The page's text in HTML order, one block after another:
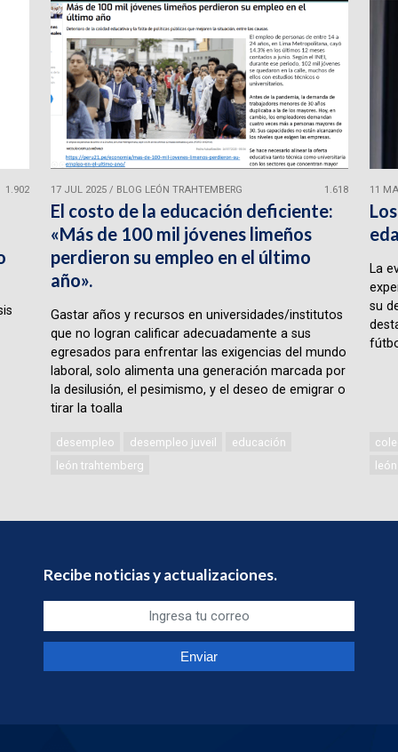
1.902 17 JUL 2025/ BLOG LEÓN TRAHTEMBERG 1.618
El costo de la educación deficiente:
«Más de 100 mil jóvenes limeños
perdieron su empleo en el último
año».
Gastar años y recursos en universidades/institutos
que no logran calificar adecuadamente a sus
egresados para enfrentar las exigencias del mundo
laboral, solo alimenta una generación marcada por
la desilusión, el pesimismo, y el deseo de emigrar o
tirar la toalla
desempleo desempleo juveil
educación
león trahtemberg
11
La
su
Recibe noticias y actualizaciones.